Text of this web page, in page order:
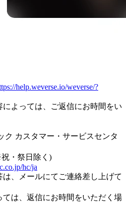
help.weverse.io/weverse/?
よっては、ご返信にお時間をい
カスタマー・サービスセンタ
・祭日除く)
hc/ja
は、メールにてご連絡差し上げて
ては、返信にお時間をいただく場